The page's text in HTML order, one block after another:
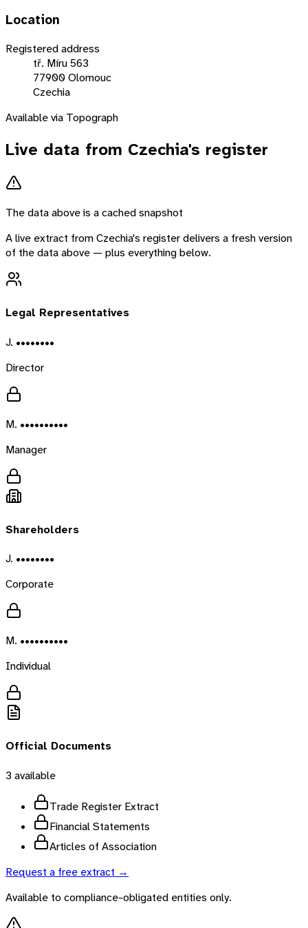
Location
Registered address
tř. Míru 563
77900 Olomouc
Czechia
Available via Topograph
Live data from Czechia's register
The data above is a cached snapshot
A live extract fromCzechia's register delivers a fresh version
of the data above — plus everything below.
Legal Representatives
J. ••••••••
Director
M. ••••••••••
Manager
Shareholders
J. ••••••••
Corporate
M. ••••••••••
Individual
Official Documents
3 available
Trade Register Extract
Financial Statements
Articles of Association
Request a free extract →
Available to compliance-obligated entities only.